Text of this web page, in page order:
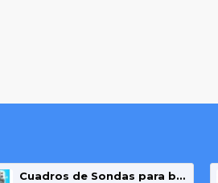
Cuadros de Sondas para bomba Sumergibles 3.00 HP monofásico Pozo MAXGE